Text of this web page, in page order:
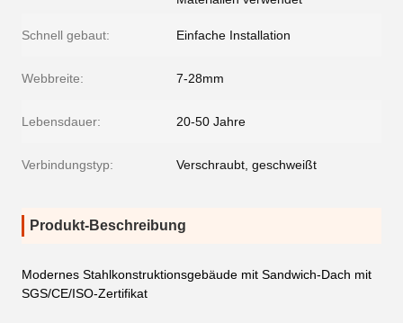
Schnell gebaut: Einfache Installation
Webbreite: 7-28mm
Lebensdauer: 20-50 Jahre
Verbindungstyp: Verschraubt, geschweißt
Produkt-Beschreibung
Modernes Stahlkonstruktionsgebäude mit Sandwich-Dach mit
SGS/CE/ISO-Zertifikat